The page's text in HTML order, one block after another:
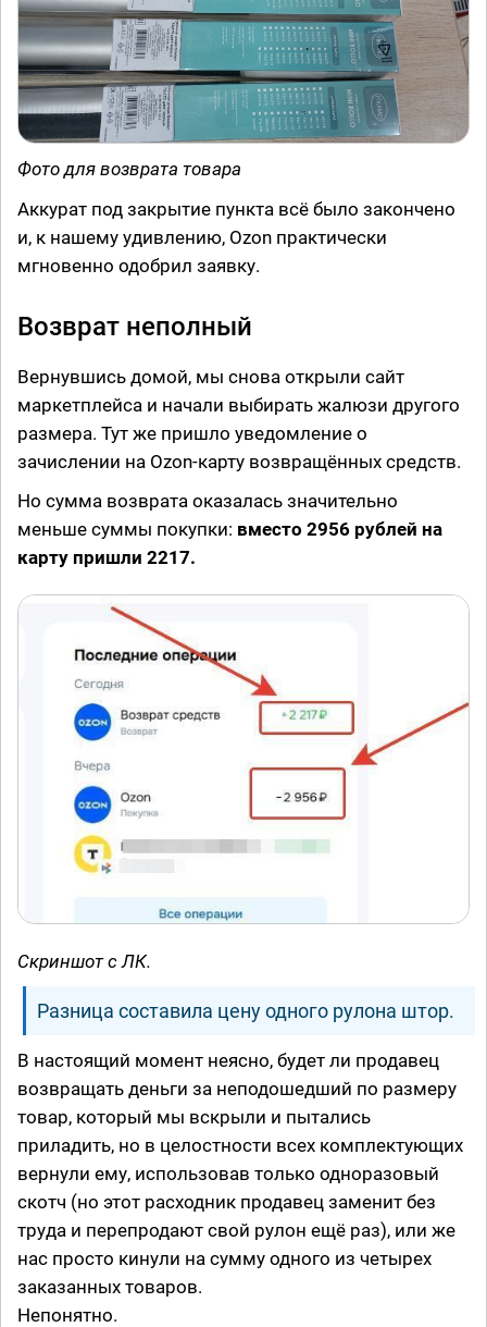
Фото для возврата товара
Аккурат под закрытие пункта всё было закончено
и, к нашему удивлению, Ozon практически
мгновенно одобрил заявку.
Возврат неполный
Вернувшись домой, мы снова открыли сайт
маркетплейса и начали выбирать жалюзи другого
размера. Тут же пришло уведомление о
зачислении на Ozon-карту возвращённых средств.
Но сумма возврата оказалась значительно
меньше суммы покупки: вместо 2956 рублей на
карту пришли 2217.
Скриншот с ЛК.
Разница составила цену одного рулона штор.
В настоящий момент неясно, будет ли продавец
возвращать деньги за неподошедший по размеру
товар, который мы вскрыли и пытались
приладить, но в целостности всех комплектующих
вернули ему, использовав только одноразовый
скотч (но этот расходник продавец заменит без
труда и перепродают свой рулон ещё раз), или же
нас просто кинули на сумму одного из четырех
заказанных товаров.
Непонятно.